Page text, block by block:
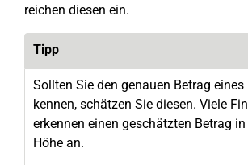
reichen diesen ein.
Tipp
Sollten Sie den genauen Betrag
kennen, schätzen Sie diesen. Viele
erkennen einen geschätzten Betrag
Höhe an.